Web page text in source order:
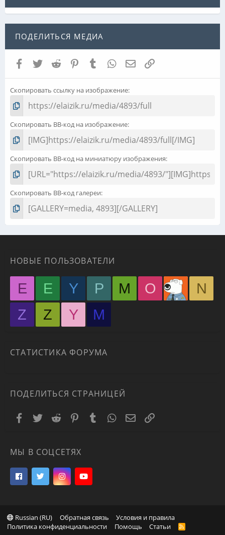
ПОДЕЛИТЬСЯ МЕДИА
Facebook
TwitterReddit PinterestTumblrWhatsAppЭлектронная почта
Ссылка
Скопировать ссылку на изображение
Скопировать BB-код на изображение
Скопировать BB-код на миниатюру изображения
Скопировать BB-код галереи
НОВЫЕ ПОЛЬЗОВАТЕЛИ
E E Y P M O
N
Z
Z Y М
СТАТИСТИКА ФОРУМА
ПОДЕЛИТЬСЯ СТРАНИЦЕЙ
Facebook
TwitterReddit PinterestTumblrWhatsAppЭлектронная почта
Ссылка
МЫ В СОЦСЕТЯХ
Russian (RU) Обратная связь
Условия и правила
Политика конфиденциальности
Помощь Статьи
R